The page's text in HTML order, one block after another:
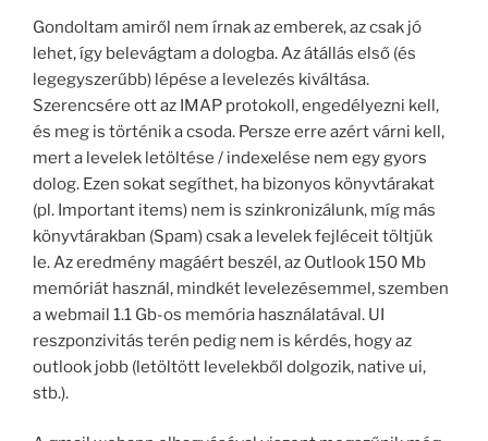
Gondoltam amiről nem írnak az emberek, az csak jó
lehet, így belevágtam a dologba. Az átállás első (és
legegyszerűbb) lépése a levelezés kiváltása.
Szerencsére ott az IMAP protokoll, engedélyezni kell,
és meg is történik a csoda. Persze erre azért várni kell,
mert a levelek letöltése / indexelése nem egy gyors
dolog. Ezen sokat segíthet, ha bizonyos könyvtárakat
(pl. Important items) nem is szinkronizálunk, míg más
könyvtárakban (Spam) csak a levelek fejléceit töltjük
le. Az eredmény magáért beszél, az Outlook 150 Mb
memóriát használ, mindkét levelezésemmel, szemben
a webmail 1.1 Gb-os memória használatával. UI
reszponzivitás terén pedig nem is kérdés, hogy az
outlook jobb (letöltött levelekből dolgozik, native ui,
stb.).